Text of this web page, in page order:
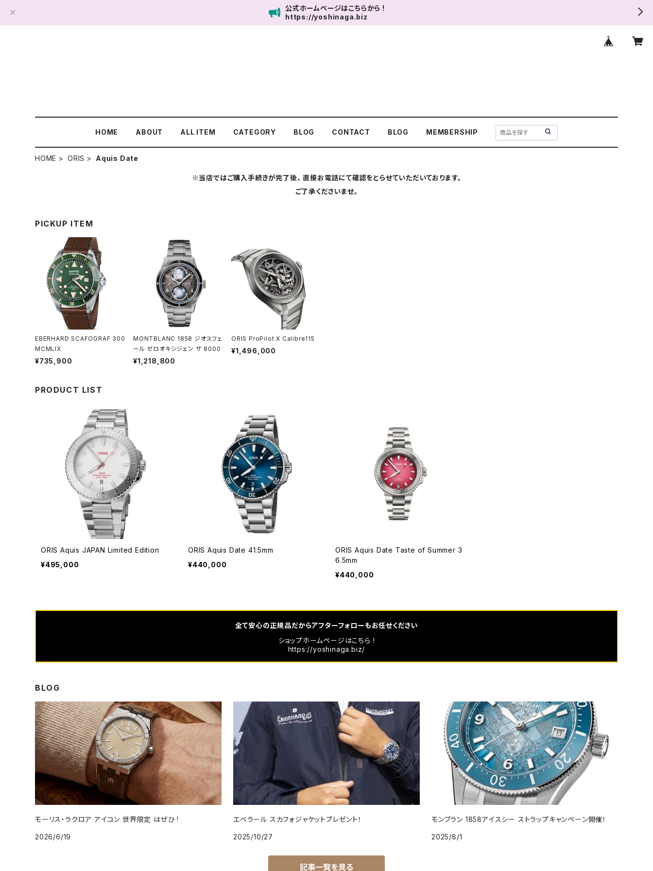
公式ホームページはこちらから !
https://yoshinaga.biz
HOME ABOUT ALL ITEM CATEGORY BLOG CONTACT BLOG MEMBERSHIP
HOME ORIS Aquis Date
※当店ではご購入手続きが完了後、 直接お電話にて確認をとらせていただいております。
ご了承くださいませ。
PICKUP ITEM
EBERHARD SCAFOGRAF 300
MCMLIX
¥735,900
MONTBLANC 1858 ジオスフェ
ール ゼロオキシジェン ザ 8000
¥1,218,800
ORIS ProPilot X Calibre115
¥1,496,000
PRODUCT LIST
ORIS Aquis JAPAN Limited Edition
¥495,000
ORIS Aquis Date 41.5mm
¥440,000
ORIS Aquis Date Taste of Summer 3
6.5mm
¥440,000
全て安心の正規品だからアフターフォローもお任せください
ショップホームページはこちら !
https://yoshinaga.biz/
BLOG
モーリス・ラクロア アイコン 世界限定 はぜひ !
2026/6/19
エベラール スカフォジャケットプレゼント！
2025/10/27
モンブラン 1858アイスシー ストラップキャンペーン開催！
2025/8/1
記事一覧を見る